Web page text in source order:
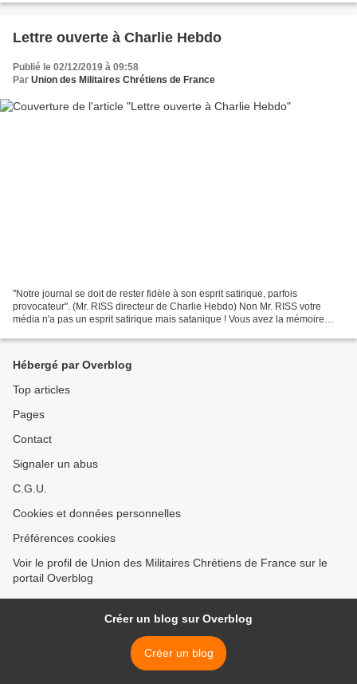
Lettre ouverte à Charlie Hebdo
Publié le 02/12/2019 à 09:58
Par Union des Militaires Chrétiens de France
"Notre journal se doit de rester fidèle à son esprit satirique, parfois
provocateur". (Mr. RISS directeur de Charlie Hebdo) Non Mr. RISS votre
média n'a pas un esprit satirique mais satanique ! Vous avez la mémoire
Hébergé par Overblog
Top articles
Pages
Contact
Signaler un abus
C.G.U.
Cookies et données personnelles
Préférences cookies
Voir le profil de Union des Militaires Chrétiens de France sur le
portail Overblog
Créer un blog sur Overblog
Créer un blog